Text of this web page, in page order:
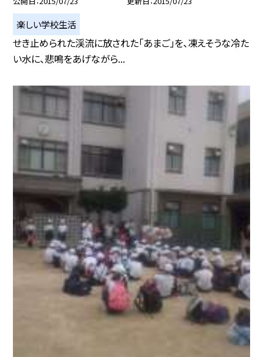
楽しい学校生活
せき止められた渓流に放された「あまご」を、凍えそうな冷た
い水に、悲鳴をあげながら...